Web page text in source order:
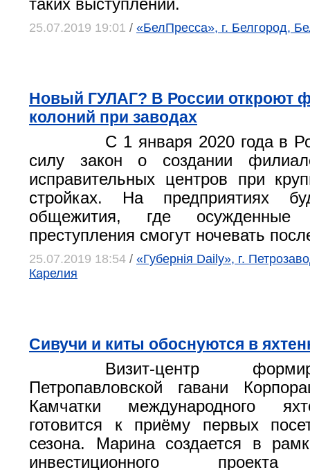
таких выступлений.
25.07.2019 19:01 / «БелПресса», г. Белгород,
Новый ГУЛАГ? В России откроют
колоний при заводах
С 1 января 2020 года в
силу закон о создании
исправительных центров при
стройках. На предприятиях
общежития, где осужденные
преступления смогут ночевать
25.07.2019 18:54 / «Губернiя Daily», г.
Карелия
Сивучи и киты обоснуются в
Визит-центр
Петропавловской гавани
Камчатки международного
готовится к приёму первых
сезона. Марина создается в
инвестиционного проекта